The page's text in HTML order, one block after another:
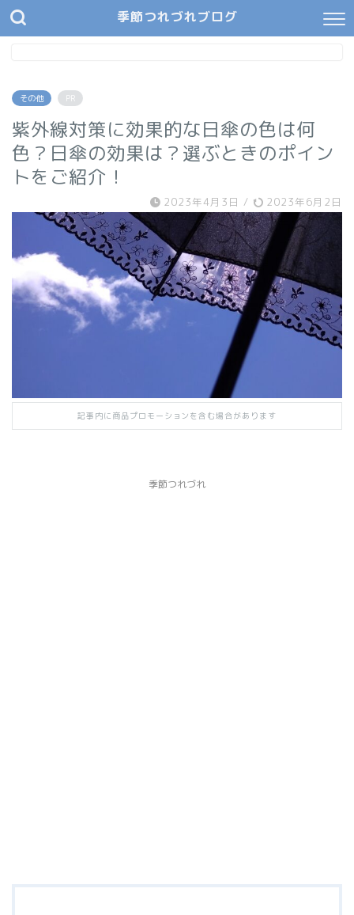
季節つれづれブログ
その他 PR
紫外線対策に効果的な日傘の色は何
色？日傘の効果は？選ぶときのポイン
トをご紹介！
2023年4月3日 / 2023年6月2日
記事内に商品プロモーションを含む場合があります
季節つれづれ